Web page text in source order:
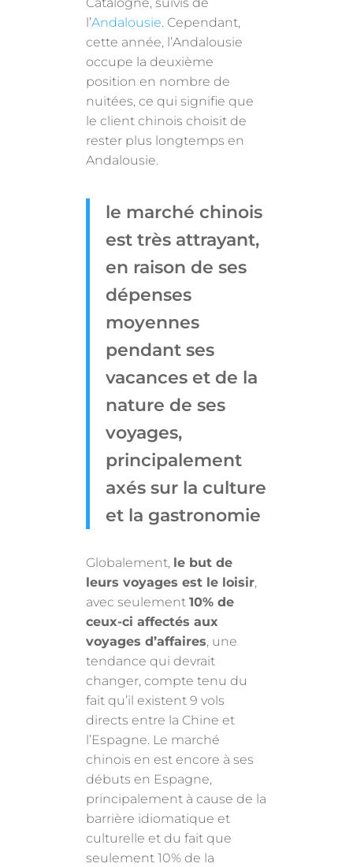
l’Andalousie. Cependant,
cette année, l’Andalousie
occupe la deuxième
position en nombre de
nuitées, ce qui signifie que
le client chinois choisit de
rester plus longtemps en
Andalousie.
le marché chinois
est très attrayant,
en raison de ses
dépenses
moyennes
pendant ses
vacances et de la
nature de ses
voyages,
principalement
axés sur la culture
et la gastronomie
Globalement, le but de
leurs voyages est le loisir,
avec seulement10% de
ceux-ci affectés aux
voyages d’affaires, une
tendance qui devrait
changer, compte tenu du
fait qu’il existent 9 vols
directs entre la Chine et
l’Espagne. Le marché
chinois en est encore à ses
débuts en Espagne,
principalement à cause de la
barrière idiomatique et
culturelle et du fait que
seulement 10% de la